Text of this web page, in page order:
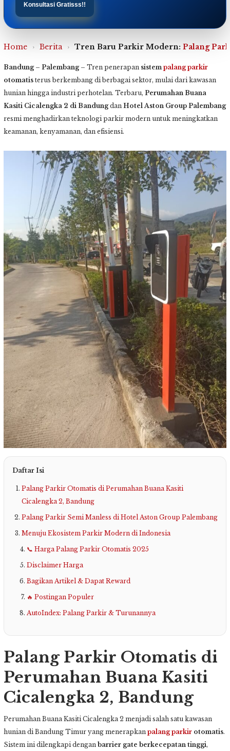
Konsultasi Gratisss!!
Home › Berita › Tren Baru Parkir Modern: Palang
Bandung – Palembang– Tren penerapan sistempalang parkir
otomatis terus berkembang di berbagai sektor, mulai dari kawasan
hunian hingga industri perhotelan. Terbaru, Perumahan Buana
Kasiti Cicalengka 2 di Bandungdan Hotel Aston Group Palembang
resmi menghadirkan teknologi parkir modern untuk meningkatkan
keamanan, kenyamanan, dan efisiensi.
Daftar Isi
Palang Parkir Otomatis di Perumahan Buana Kasiti
Cicalengka 2, Bandung
Palang Parkir Semi Manless di Hotel Aston Group Palembang
Menuju Ekosistem Parkir Modern di Indonesia
📞 Harga Palang Parkir Otomatis 2025
Disclaimer Harga
Bagikan Artikel & Dapat Reward
🔥 Postingan Populer
AutoIndex: Palang Parkir & Turunannya
Palang Parkir Otomatis di
Perumahan Buana Kasiti
Cicalengka 2, Bandung
Perumahan Buana Kasiti Cicalengka 2 menjadi salah satu kawasan
hunian di Bandung Timur yang menerapkan palang parkir otomatis.
Sistem ini dilengkapi dengan barrier gate berkecepatan tinggi,